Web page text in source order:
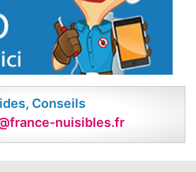
Conseils
nuisibles.fr